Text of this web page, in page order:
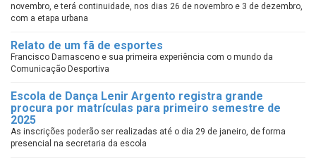
novembro, e terá continuidade, nos dias 26 de novembro e 3 de dezembro,
com a etapa urbana
Relato de um fã de esportes
Francisco Damasceno e sua primeira experiência com o mundo da
Comunicação Desportiva
Escola de Dança Lenir Argento registra grande
procura por matrículas para primeiro semestre de
2025
As inscrições poderão ser realizadas até o dia 29 de janeiro, de forma
presencial na secretaria da escola